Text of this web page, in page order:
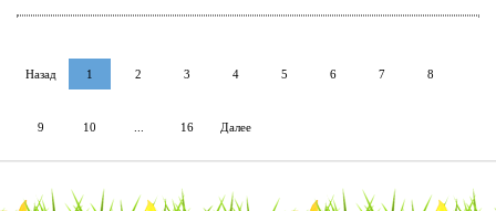
Назад 1 2 3 4 5 6 7 8
9 10 16 Далее